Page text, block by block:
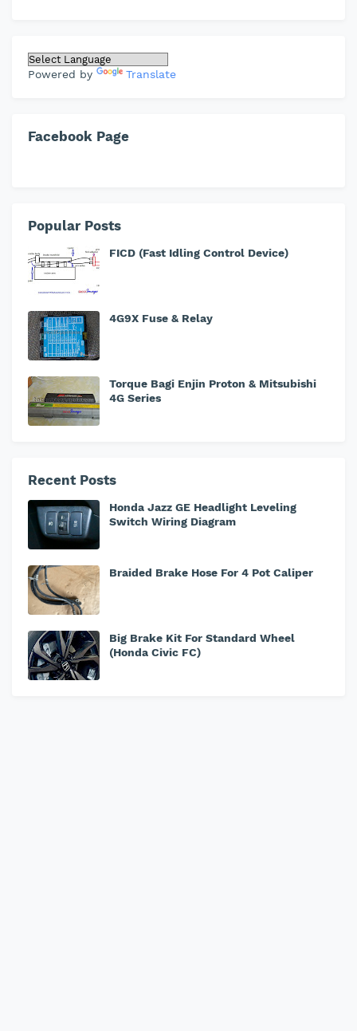
Powered by Translate
Facebook Page
Popular Posts
FICD (Fast Idling Control Device)
4G9X Fuse & Relay
Torque Bagi Enjin Proton & Mitsubishi
4G Series
Recent Posts
Honda Jazz GE Headlight Leveling
Switch Wiring Diagram
Braided Brake Hose For 4 Pot Caliper
Big Brake Kit For Standard Wheel
(Honda Civic FC)